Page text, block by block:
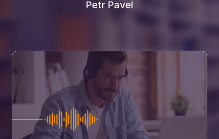
Petr Pavel